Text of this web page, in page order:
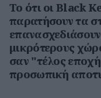
Το ότι οι Black
παρατήσουν τα
μικρότερους
σαν "τέλος
προσωπική